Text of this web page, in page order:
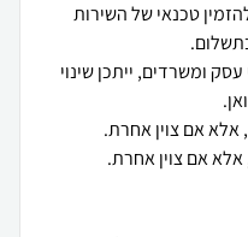
טכנאי של השירות
ומשרדים, ייתכן שינוי
אלא אם צוין אחרת.